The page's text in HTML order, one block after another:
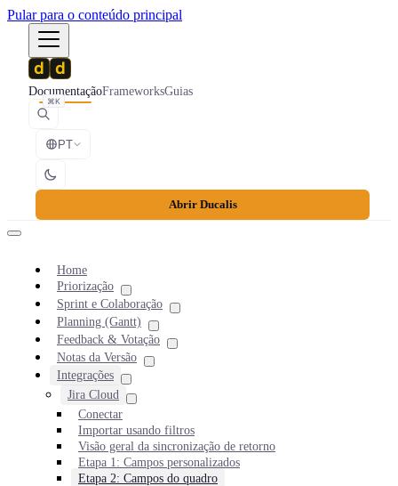
Pular para o conteúdo principal
DocumentaçãoFrameworksGuias
⌘K
PT
Abrir Ducalis
Home
Priorização
Sprint e Colaboração
Planning (Gantt)
Feedback & Votação
Notas da Versão
Integrações
Jira Cloud
Conectar
Importar usando filtros
Visão geral da sincronização de retorno
Etapa 1: Campos personalizados
Etapa 2: Campos do quadro